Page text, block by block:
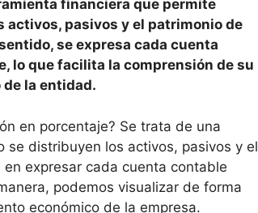
financiera que permite
activos, pasivos y el patrimonio de
se expresa cada cuenta
lo que facilita la comprensión de su
la entidad.
en porcentaje? Se trata de una
se distribuyen los activos, pasivos y el
expresar cada cuenta contable
podemos visualizar de forma
económico de la empresa.